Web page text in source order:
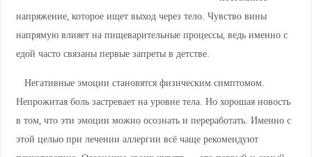
напряжение, которое ищет выход через тело. Чувство вины
напрямую влияет на пищеварительные процессы, ведь именно с
едой часто связаны первые запреты в детстве.
Негативные эмоции становятся физическим симптомом.
Непрожитая боль застревает на уровне тела. Но хорошая новость
в том, что эти эмоции можно осознать и переработать. Именно с
этой целью при лечении аллергии всё чаще рекомендуют